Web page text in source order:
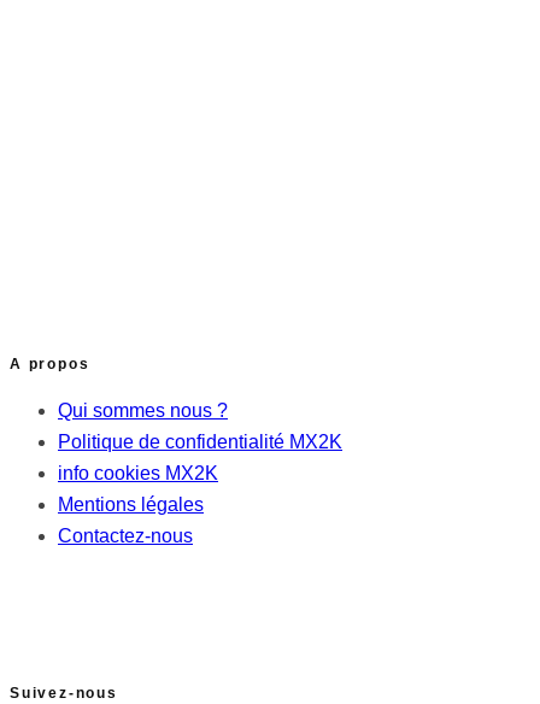
A propos
Qui sommes nous ?
Politique de confidentialité MX2K
info cookies MX2K
Mentions légales
Contactez-nous
Suivez-nous